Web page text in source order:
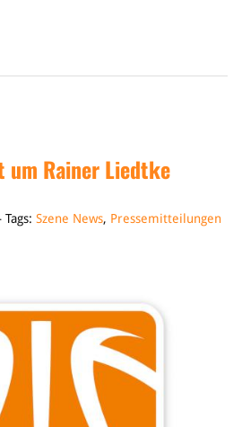
um Rainer Liedtke
Szene News, Pressemitteilungen